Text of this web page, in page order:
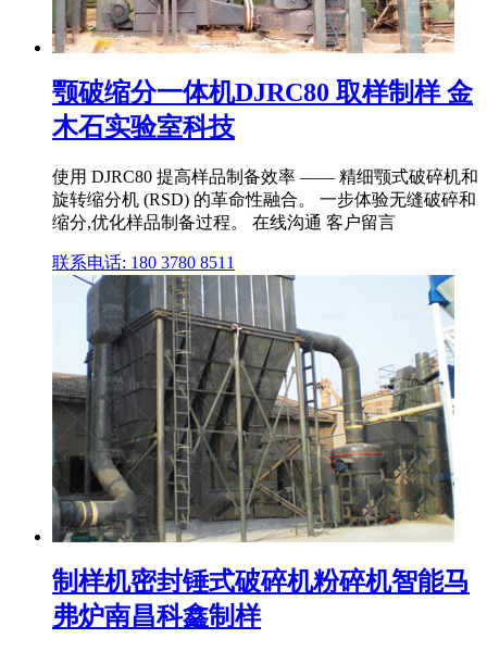
颚破缩分一体机DJRC80 取样制样 金
木石实验室科技
使用 DJRC80 提高样品制备效率 —— 精细颚式破碎机和
旋转缩分机 (RSD) 的革命性融合。 一步体验无缝破碎和
缩分,优化样品制备过程。 在线沟通 客户留言
联系电话: 180 3780 8511
制样机密封锤式破碎机粉碎机智能马
弗炉南昌科鑫制样